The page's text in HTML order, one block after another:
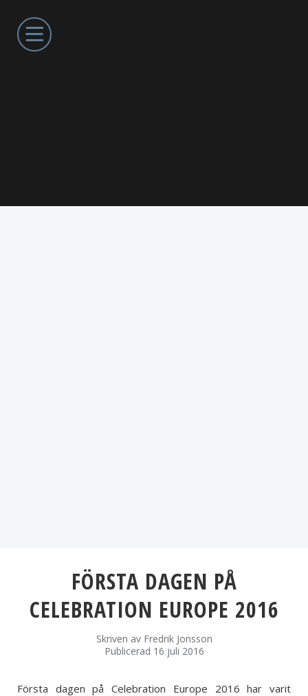
FÖRSTA DAGEN PÅ
CELEBRATION EUROPE 2016
Skriven av Fredrik Jonsson
Publicerad 16 juli 2016
Första dagen på Celebration Europe 2016 har varit